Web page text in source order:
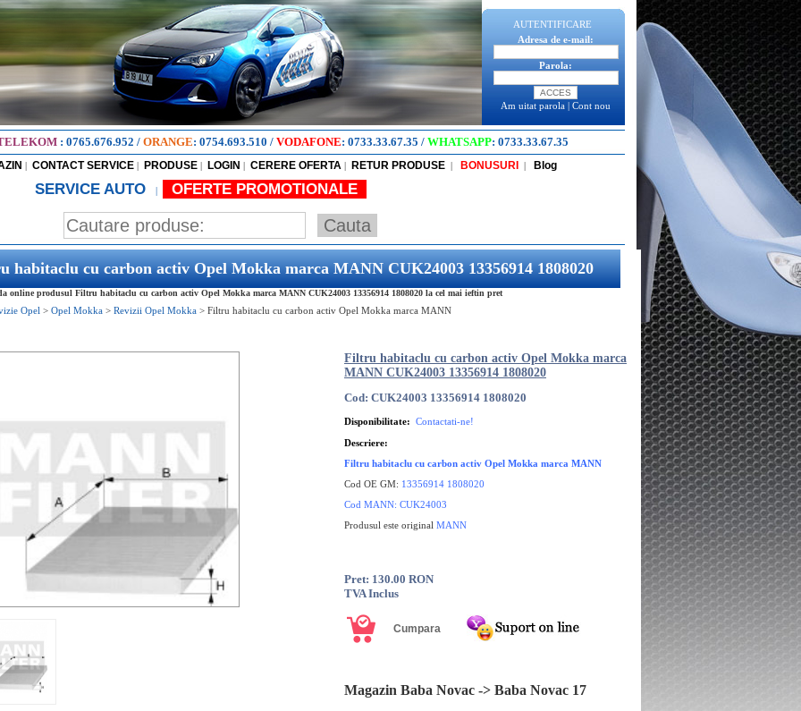
AUTENTIFICARE
Adresa de e-mail:
Parola:
Am uitat parola | Cont nou
: 0765.676.952 / ORANGE: 0754.693.510 / VODAFONE: 0733.33.67.35 / WHATSAPP: 0733.33.67.35
| CONTACT SERVICE | PRODUSE | LOGIN | CERERE OFERTA | RETUR PRODUSE | BONUSURI | Blog
SERVICE AUTO | OFERTE PROMOTIONALE
habitaclu cu carbon activ Opel Mokka marca MANN CUK24003 13356914 1808020
online produsul Filtru habitaclu cu carbon activ Opel Mokka marca MANN CUK24003 13356914 1808020 la cel mai ieftin pret
Opel > Opel Mokka > Revizii Opel Mokka > Filtru habitaclu cu carbon activ Opel Mokka marca MANN
Filtru habitaclu cu carbon activ Opel Mokka marca
MANN CUK24003 13356914 1808020
Cod: CUK24003 13356914 1808020
Disponibilitate: Contactati-ne!
Descriere:
Filtru habitaclu cu carbon activ Opel Mokka marca MANN
Cod OE GM: 13356914 1808020
Cod MANN: CUK24003
Produsul este original MANN
Pret: 130.00 RON
TVA Inclus
Magazin Baba Novac -> Baba Novac 17